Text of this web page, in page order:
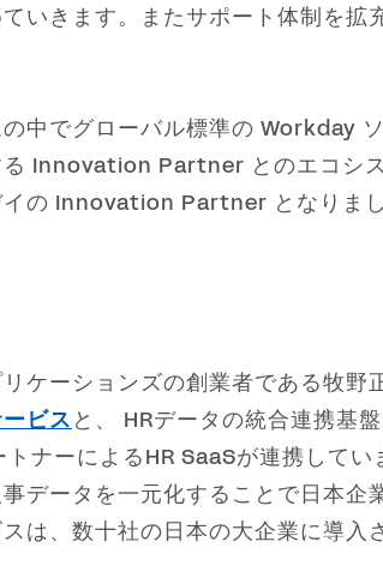
いきます。またサポート体制を
中でグローバル標準の Workday
Innovation Partner とのエコシ
の Innovation Partner となりまし
ケーションズの創業者である牧
ビス と、 HRデータの統合連携基
ナーによるHR SaaSが連携して
データを一元化することで日本
は、数十社の日本の大企業に導入